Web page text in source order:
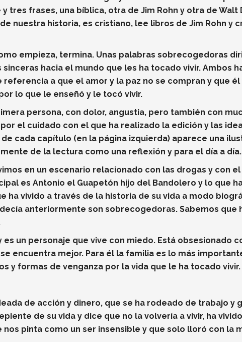
tres frases, una bíblica, otra de Jim Rohn y otra de Walt
nuestra historia, es cristiano, lee libros de Jim Rohn y
empieza, termina. Unas palabras sobrecogedoras
hacia el mundo que les ha tocado vivir. Ambos
a que el amor y la paz no se compran y que él
lo que le enseñó y le tocó vivir.
persona, con dolor, angustia, pero también con
el cuidado con el que ha realizado la edición y las
cada capítulo (en la página izquierda) aparece una
de la lectura como una reflexión y para el día a día.
en un escenario relacionado con las drogas y con
es Antonio el Guapetón hijo del Bandolero y lo que
ha vivido a través de la historia de su vida a modo
anteriormente son sobrecogedoras. Sabemos que
un personaje que vive con miedo. Está obsesionado
encuentra mejor. Para él la familia es lo más
y formas de venganza por la vida que le ha tocado vivir.
de acción y dinero, que se ha rodeado de trabajo y
de su vida y dice que no la volvería a vivir, ha
nos pinta como un ser insensible y que solo lloró con la